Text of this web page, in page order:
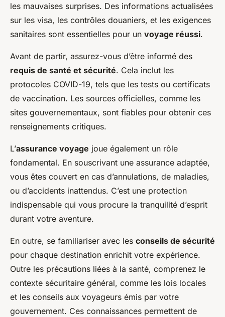
les mauvaises surprises. Des informations actualisées
sur les visa, les contrôles douaniers, et les exigences
sanitaires sont essentielles pour un voyage réussi.
Avant de partir, assurez-vous d’être informé des
requis de santé et sécurité. Cela inclut les
protocoles COVID-19, tels que les tests ou certificats
de vaccination. Les sources officielles, comme les
sites gouvernementaux, sont fiables pour obtenir ces
renseignements critiques.
L’assurance voyage joue également un rôle
fondamental. En souscrivant une assurance adaptée,
vous êtes couvert en cas d’annulations, de maladies,
ou d’accidents inattendus. C’est une protection
indispensable qui vous procure la tranquilité d’esprit
durant votre aventure.
En outre, se familiariser avec les conseils de sécurité
pour chaque destination enrichit votre expérience.
Outre les précautions liées à la santé, comprenez le
contexte sécuritaire général, comme les lois locales
et les conseils aux voyageurs émis par votre
gouvernement. Ces connaissances permettent de